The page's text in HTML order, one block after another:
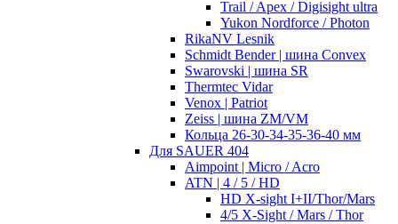
Trail / Apex / Digisight ultra
Yukon Nordforce / Photon
RikaNV Lesnik
Schmidt Bender | шина Convex
Swarovski | шина SR
Thermtec Vidar
Venox | Patriot
Zeiss | шина ZM/VM
Кольца 26-30-34-35-36-40 мм
Для SAUER 404
Aimpoint | Micro / Acro
ATN | 4 / 5 / HD
HD X-sight I+II/Thor/Mars
4/5 X-Sight / Mars / Thor